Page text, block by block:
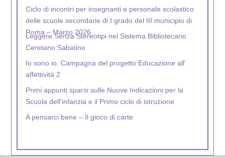
Leggere Senza Stereotipi nel Sistema Bibliotecario